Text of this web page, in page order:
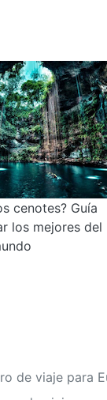
cenotes? Guía
los mejores del
de viaje para